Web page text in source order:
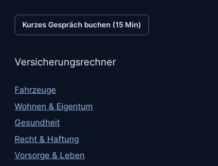
Kurzes Gespräch buchen (15 Min)
Versicherungsrechner
Fahrzeuge
Wohnen & Eigentum
Gesundheit
Recht & Haftung
Vorsorge & Leben